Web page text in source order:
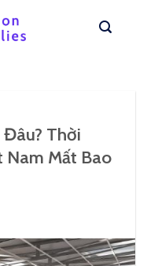
Đâu? Thời
Nam Mất Bao